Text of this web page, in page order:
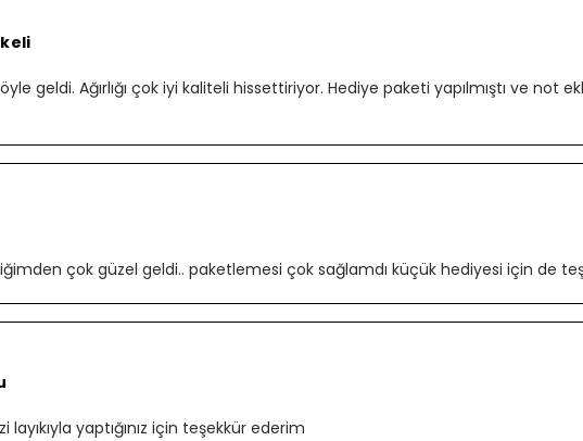
geldi. Ağırlığı çok iyi kaliteli hissettiriyor. Hediye paketi yapılmıştı ve not
çok güzel geldi.. paketlemesi çok sağlamdı küçük hediyesi için de
yaptığınız için teşekkür ederim